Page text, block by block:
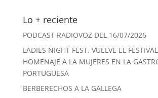
Lo + reciente
PODCAST RADIOVOZ DEL 16/07/2026
LADIES NIGHT FEST. VUELVE EL
HOMENAJE A LA MUJERES EN LA
PORTUGUESA
BERBERECHOS A LA GALLEGA